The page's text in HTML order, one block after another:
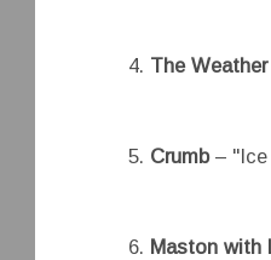
The
Crumb– "Ice
Maston with